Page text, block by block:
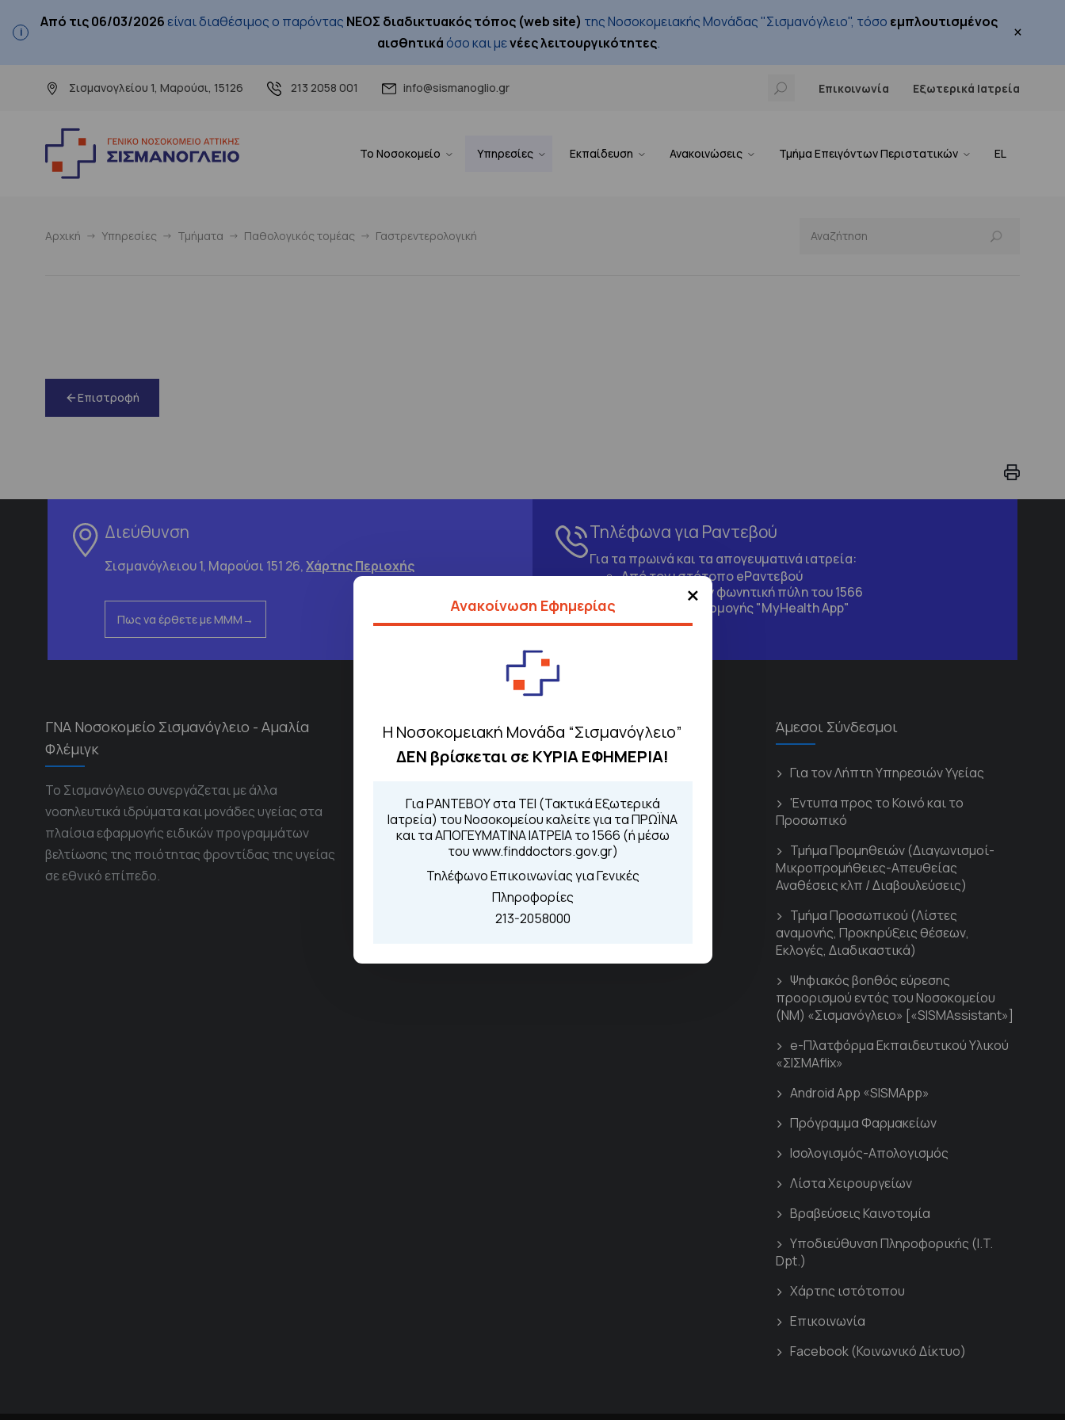
Από τις 06/03/2026 είναι διαθέσιμος ο παρόντας ΝΕΟΣ διαδικτυακός τόπος (web site) της Νοσοκομειακής Μονάδας "Σισμανόγλειο", τόσο εμπλουτισμένος
αισθητικάόσο και μενέες λειτουργικότητες. ×
Σισμανογλείου 1, Μαρούσι, 15126 213 2058 001 info@sismanoglio.gr Επικοινωνία Εξωτερικά Ιατρεία
Το Νοσοκομείο Υπηρεσίες Εκπαίδευση Ανακοινώσεις Τμήμα Επειγόντων Περιστατικών EL
×
Ανακοίνωση Εφημερίας
Η Νοσοκομειακή Μονάδα “Σισμανόγλειο”
ΔΕΝ βρίσκεται σε ΚΥΡΙΑ ΕΦΗΜΕΡΙΑ!
Για ΡΑΝΤΕΒΟΥ στα ΤΕΙ (Τακτικά Εξωτερικά
Ιατρεία) του Νοσοκομείου καλείτε για τα ΠΡΩΪΝΑ
και τα ΑΠΟΓΕΥΜΑΤΙΝΑ ΙΑΤΡΕΙΑ το 1566 (ή μέσω
του www.finddoctors.gov.gr)
Τηλέφωνο Επικοινωνίας για Γενικές
Πληροφορίες
213-2058000
Αρχική Υπηρεσίες Τμήματα Παθολογικός τομέας Γαστρεντερολογική
Επιστροφή
Διεύθυνση
Σισμανόγλειου 1, Μαρούσι 151 26,Χάρτης Περιοχής
Πως να έρθετε με ΜΜΜ
Τηλέφωνα για Ραντεβού
Για τα πρωινά και τα απογευματινά ιατρεία:
Από τον ιστότοποeΡαντεβού
Καλώντας στην φωνητική πύλη του 1566
Μέσω της εφαρμογής "MyHealth App"
ΓΝΑ Νοσοκομείο Σισμανόγλειο - Αμαλία
Φλέμιγκ
Το Σισμανόγλειο συνεργάζεται με άλλα
νοσηλευτικά ιδρύματα και μονάδες υγείας στα
πλαίσια εφαρμογής ειδικών προγραμμάτων
βελτίωσης της ποιότητας φροντίδας της υγείας
σε εθνικό επίπεδο.
Διασυνδεόμενα Νοσοκομεία
Γενικό Νοσοκομείο Παίδων Πεντέλης
Άμεσοι Σύνδεσμοι
Για τον Λήπτη Υπηρεσιών Υγείας
'Εντυπα προς το Κοινό και το
Προσωπικό
Τμήμα Προμηθειών (Διαγωνισμοί-
Μικροπρομήθειες-Απευθείας
Αναθέσεις κλπ / Διαβουλεύσεις)
Τμήμα Προσωπικού (Λίστες
αναμονής, Προκηρύξεις θέσεων,
Εκλογές, Διαδικαστικά)
Ψηφιακός βοηθός εύρεσης
προορισμού εντός του Νοσοκομείου
(ΝΜ) «Σισμανόγλειο» [«SISMAssistant»]
e-Πλατφόρμα Εκπαιδευτικού Υλικού
«ΣΙΣΜΑflix»
Android App «SISMApp»
Πρόγραμμα Φαρμακείων
Ισολογισμός-Απολογισμός
Λίστα Χειρουργείων
Βραβεύσεις Καινοτομία
Υποδιεύθυνση Πληροφορικής (I.T.
Dpt.)
Χάρτης ιστότοπου
Επικοινωνία
Facebook (Κοινωνικό Δίκτυο)